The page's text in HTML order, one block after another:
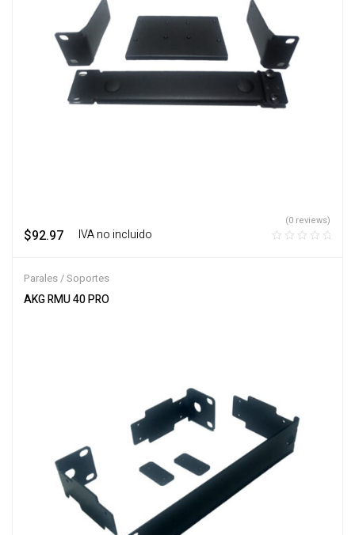
$92.97 ‎ ‎ ‎ IVA no incluido
(0 reviews)
Parales / Soportes
AKG RMU 40 PRO